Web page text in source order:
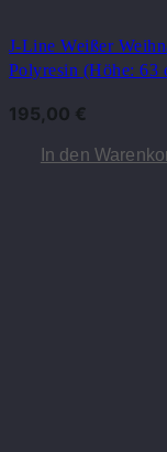
J-Line Weißer
Polyresin (Höhe: 63
195,00 €
In den